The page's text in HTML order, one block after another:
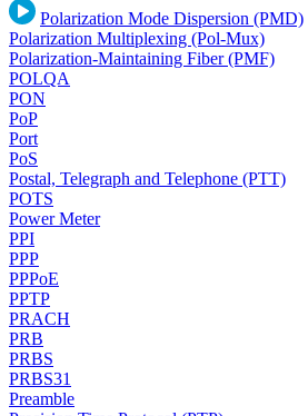
Polarization Mode Dispersion (PMD)
Polarization Multiplexing (Pol-Mux)
Polarization-Maintaining Fiber (PMF)
POLQA
PON
PoP
Port
PoS
Postal, Telegraph and Telephone (PTT)
POTS
Power Meter
PPI
PPP
PPPoE
PPTP
PRACH
PRB
PRBS
PRBS31
Preamble